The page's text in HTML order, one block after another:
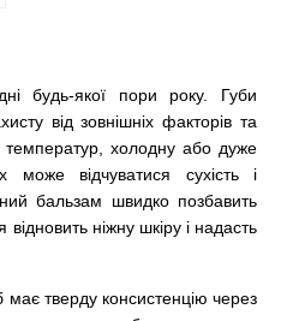
будь-якої пори року. Губи
від зовнішніх факторів та
холодну або дуже
може відчуватися сухість і
бальзам швидко позбавить
ніжну шкіру і надасть
тверду консистенцію через